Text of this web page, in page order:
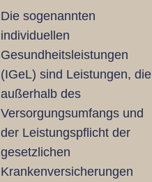
Die sogenannten
individuellen
Gesundheitsleistungen
(IGeL) sind Leistungen, die
außerhalb des
Versorgungsumfangs und
der Leistungspflicht der
gesetzlichen
Krankenversicherungen